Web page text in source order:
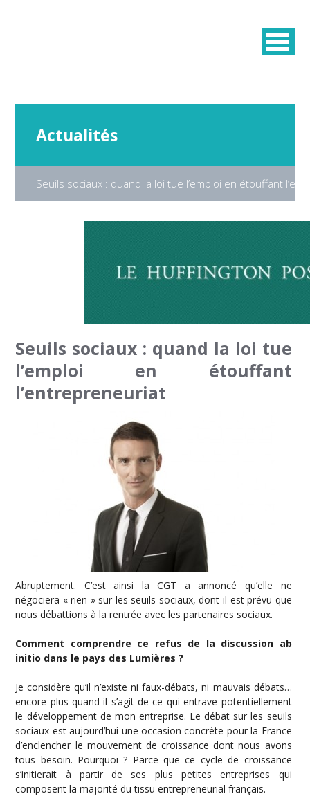
Actualités
Seuils sociaux : quand la loi tue l’emploi en étouffant
Seuils sociaux : quand la loi tue
l’emploi en étouffant
l’entrepreneuriat
Abruptement. C’est ainsi la CGT a annoncé qu’elle ne
négociera « rien » sur les seuils sociaux, dont il est prévu que
nous débattions à la rentrée avec les partenaires sociaux.
Comment comprendre ce refus de la discussion ab
initio dans le pays des Lumières ?
Je considère qu’il n’existe ni faux-débats, ni mauvais débats…
encore plus quand il s’agit de ce qui entrave potentiellement
le développement de mon entreprise. Le débat sur les seuils
sociaux est aujourd’hui une occasion concrète pour la France
d’enclencher le mouvement de croissance dont nous avons
tous besoin. Pourquoi ? Parce que ce cycle de croissance
s’initierait à partir de ses plus petites entreprises qui
composent la majorité du tissu entrepreneurial français.